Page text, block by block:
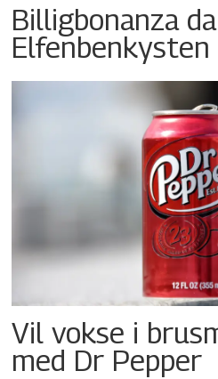
Billigbonanza
Elfenbenkysten
Vil vokse i
med Dr Pepper